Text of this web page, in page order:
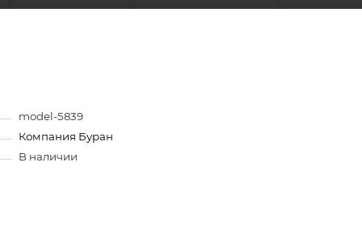
model-5839
Компания Буран
В наличии